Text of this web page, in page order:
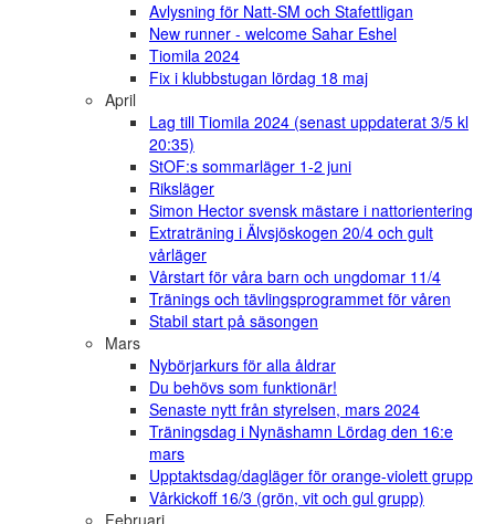
Avlysning för Natt-SM och Stafettligan
New runner - welcome Sahar Eshel
Tiomila 2024
Fix i klubbstugan lördag 18 maj
April
Lag till Tiomila 2024 (senast uppdaterat 3/5 kl
20:35)
StOF:s sommarläger 1-2 juni
Riksläger
Simon Hector svensk mästare i nattorientering
Extraträning i Älvsjöskogen 20/4 och gult
vårläger
Vårstart för våra barn och ungdomar 11/4
Tränings och tävlingsprogrammet för våren
Stabil start på säsongen
Mars
Nybörjarkurs för alla åldrar
Du behövs som funktionär!
Senaste nytt från styrelsen, mars 2024
Träningsdag i Nynäshamn Lördag den 16:e
mars
Upptaktsdag/dagläger för orange-violett grupp
Vårkickoff 16/3 (grön, vit och gul grupp)
Februari